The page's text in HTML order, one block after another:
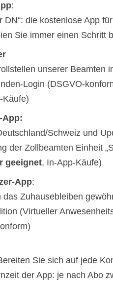
:
DN“: die kostenlose App
Sie immer einen Schritt
unserer Beamten
Login (DSGVO-
Käufe)
App:
Schweiz und
der Zollbeamten Einheit
geeignet, In-App-Käufe)
App:
Zuhausebleiben
(Virtueller
Sie sich auf jede
der App: je nach Abo